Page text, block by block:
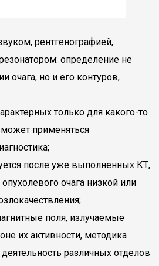
рентгенографией,
определение не
очага, но и его контуров,
только для какого-то
применяться
после уже выполненных КТ,
очага низкой или
поля, излучаемые
их активности, методика
различных отделов